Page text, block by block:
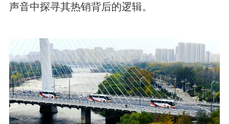
声音中探寻其热销背后的逻辑。